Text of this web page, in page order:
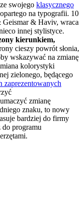
swojego klasycznego
na typografii. 10
Geismar & Haviv, wraca
innej stylistyce.
kierunkiem,
cieszy powrót słonia,
wskazywać na zmianę
kolorystyki
zielonego, będącego
zaprezentowanych
zmianę
znaku, to nowy
bardziej do firmy
programu